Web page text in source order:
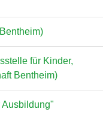
für Kinder,
Bentheim)